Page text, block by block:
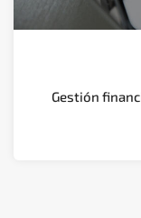
Gestión